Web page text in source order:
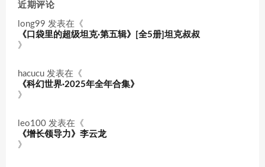
近期评论
long99 发表在《
《口袋里的超级坦克·第五辑》[全5册]坦克叔叔
》
hacucu 发表在《
《科幻世界·2025年全年合集》
》
leo100 发表在《
《增长领导力》李云龙
》